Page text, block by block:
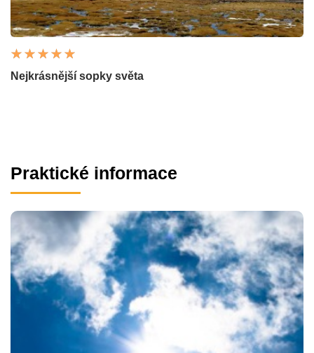
Nejkrásnější sopky světa
Praktické informace